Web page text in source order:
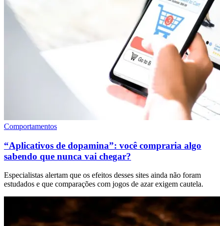
Comportamentos
“Aplicativos de dopamina”: você compraria algo
sabendo que nunca vai chegar?
Especialistas alertam que os efeitos desses sites ainda não foram
estudados e que comparações com jogos de azar exigem cautela.